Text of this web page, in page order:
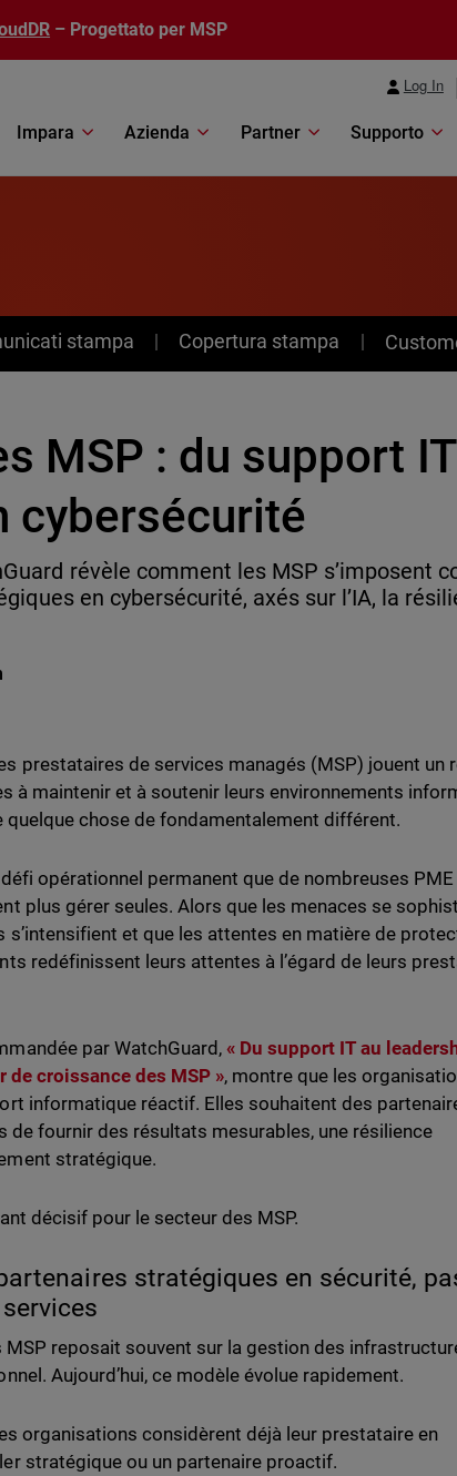
– Progettato per MSP
Log In
Impara Azienda Partner Supporto
stampa Copertura stampa
MSP : du support
cybersécurité
révèle comment les MSP s’imposent
en cybersécurité, axés sur l’IA, la
prestataires de services managés (MSP) jouent un
à maintenir et à soutenir leurs environnements
quelque chose de fondamentalement différent.
opérationnel permanent que de nombreuses PME
plus gérer seules. Alors que les menaces se
et que les attentes en matière de
redéfinissent leurs attentes à l’égard de leurs
par WatchGuard, « Du support IT au
croissance des MSP », montre que les
informatique réactif. Elles souhaitent des
fournir des résultats mesurables, une résilience
stratégique.
décisif pour le secteur des MSP.
stratégiques en sécurité,
reposait souvent sur la gestion des
Aujourd’hui, ce modèle évolue rapidement.
organisations considèrent déjà leur prestataire en
stratégique ou un partenaire proactif.